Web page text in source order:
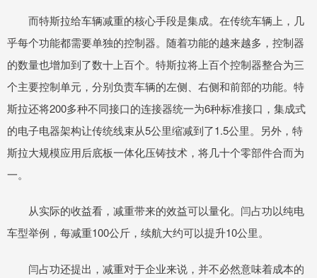
而特斯拉给车辆减重的核心手段是集成。在传统车辆上，几
乎每个功能都需要单独的控制器。随着功能的越来越多，控制器
的数量也增加到了数十上百个。特斯拉将上百个控制器整合为三
个主要控制单元，分别负责车辆的左侧、右侧和前部的功能。特
斯拉还将200多种不同接口的连接器统一为6种标准接口，集成式
的电子电器架构让传统线束从5公里缩减到了1.5公里。另外，特
斯拉大规模应用后底板一体化压铸技术，将几十个零部件合而为
一。
从实际的收益看，减重带来的效益可以量化。闫占功以纯电
车型举例，每减重100公斤，续航大约可以提升10公里。
闫占功还提出，减重对于企业来说，并不必然意味着成本的